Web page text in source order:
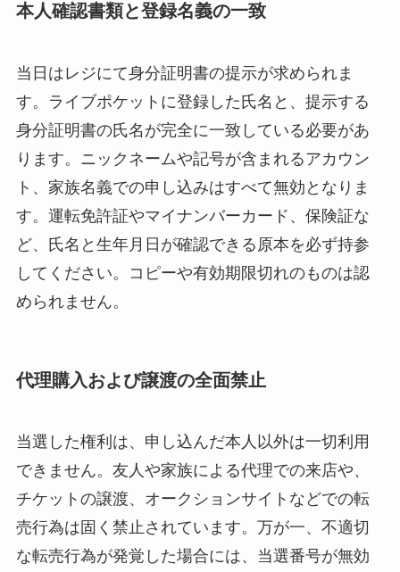
本人確認書類と登録名義の一致
当日はレジにて身分証明書の提示が求められま
す。ライブポケットに登録した氏名と、提示する
身分証明書の氏名が完全に一致している必要があ
ります。ニックネームや記号が含まれるアカウン
ト、家族名義での申し込みはすべて無効となりま
す。運転免許証やマイナンバーカード、保険証な
ど、氏名と生年月日が確認できる原本を必ず持参
してください。コピーや有効期限切れのものは認
められません。
代理購入および譲渡の全面禁止
当選した権利は、申し込んだ本人以外は一切利用
できません。友人や家族による代理での来店や、
チケットの譲渡、オークションサイトなどでの転
売行為は固く禁止されています。万が一、不適切
な転売行為が発覚した場合には、当選番号が無効